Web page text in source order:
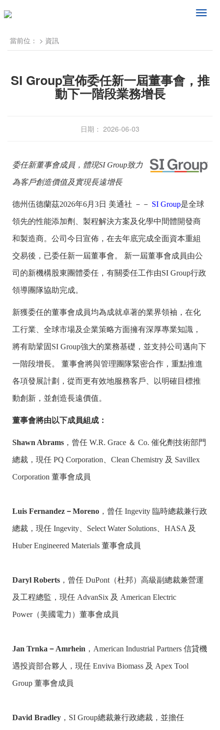
频
當前位： > 資訊
SI Group宣佈委任新一屆董事會，推
動下一階段業務增長
日期： 2026-06-03
委任新董事會成員，體現SI Group致力
為客戶創造價值及實現長遠增長
德州伍德蘭茲2026年6月3日 美通社 －－ SI Group是全球
領先的性能添加劑、製程解決方案及化學中間體開發商
和製造商。公司今日宣佈，在去年底完成全面資本重組
交易後，已委任新一屆董事會。 新一屆董事會成員由公
司的新機構股東團體委任，有關委任工作由SI Group行政
領導團隊協助完成。
新獲委任的董事會成員均為成就卓著的業界領袖，在化
工行業、全球市場及企業策略方面擁有深厚專業知識，
將有助鞏固SI Group強大的業務基礎，並支持公司邁向下
一階段增長。 董事會將與管理團隊緊密合作，重點推進
各項發展計劃，從而更有效地服務客戶、以明確目標推
動創新，並創造長遠價值。
董事會將由以下成員組成：
Shawn Abrams ，曾任 W.R. Grace ＆ Co. 催化劑技術部門
總裁，現任 PQ Corporation、Clean Chemistry 及 Savillex
Corporation 董事會成員
Luis Fernandez－Moreno ，曾任 Ingevity 臨時總裁兼行政
總裁，現任 Ingevity、Select Water Solutions、HASA 及
Huber Engineered Materials 董事會成員
Daryl Roberts ，曾任 DuPont（杜邦）高級副總裁兼營運
及工程總監，現任 AdvanSix 及 American Electric
Power（美國電力）董事會成員
Jan Trnka－Amrhein ，American Industrial Partners 信貸機
遇投資部合夥人，現任 Enviva Biomass 及 Apex Tool
Group 董事會成員
David Bradley ，SI Group總裁兼行政總裁，並擔任